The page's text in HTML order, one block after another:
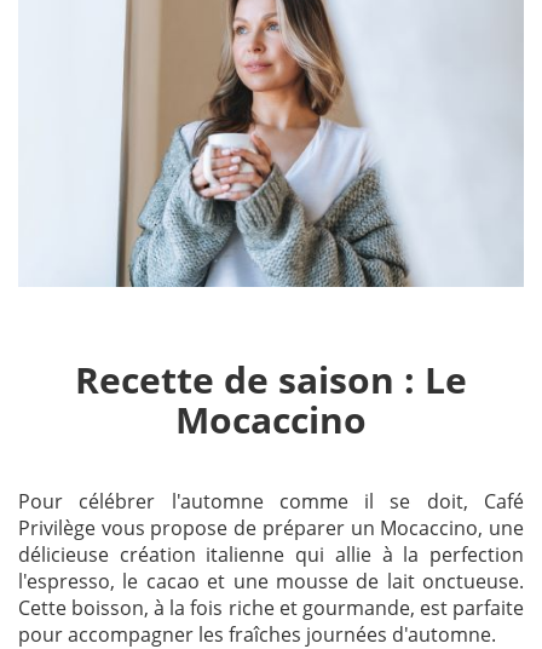
Recette de saison : Le
Mocaccino
Pour célébrer l'automne comme il se doit, Café
Privilège vous propose de préparer un Mocaccino, une
délicieuse création italienne qui allie à la perfection
l'espresso, le cacao et une mousse de lait onctueuse.
Cette boisson, à la fois riche et gourmande, est parfaite
pour accompagner les fraîches journées d'automne.